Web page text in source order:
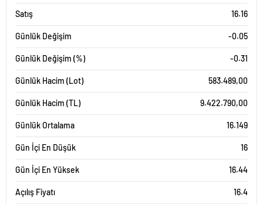
Satış 16.16
Günlük Değişim -0.05
Günlük Değişim (%) -0.31
Günlük Hacim (Lot) 583.489,00
Günlük Hacim (TL) 9.422.790,00
Günlük Ortalama 16.149
Gün İçi En Düşük 16
Gün İçi En Yüksek 16.44
Açılış Fiyatı 16.4